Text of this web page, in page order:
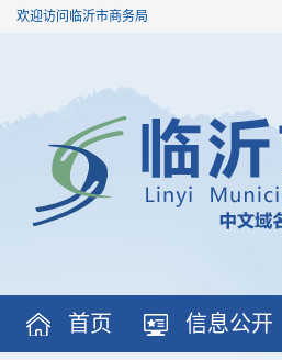
欢迎访问临沂市商务局
首页 信息公开